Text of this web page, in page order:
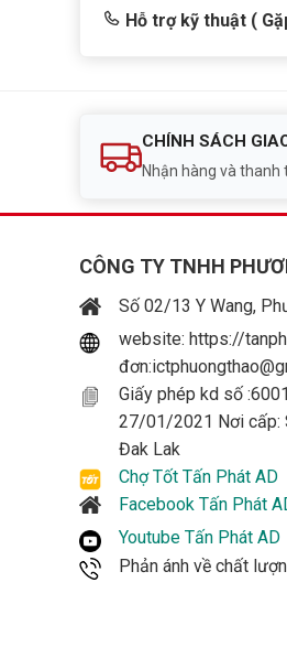
Hỗ trợ kỹ thuật (
CHÍNH SÁCH
Nhận hàng và thanh
CÔNG TY TNHH
Số 02/13 Y Wang,
website: https://
Giấy phép kd số
27/01/2021 Nơi cấp:
Đak Lak
Chợ Tốt Tấn Phát AD
Facebook Tấn Phát
Youtube Tấn Phát AD
Phản ánh về chất